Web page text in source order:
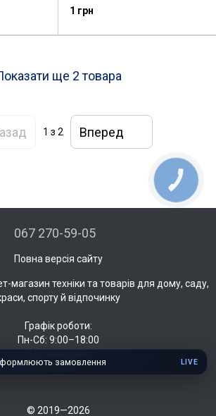
техніки та автомобіля
1 грн
ще 2 товара
1 з 2 Вперед
067 270-59-05
Повна версія сайту
магазин техніки та товарів для дому, саду,
спорту й відпочинку
Графік роботи:
Пн-Сб: 9:00–18:00
© 2019—2026
замовлення LIVE
КНОПКА
ЗВ'ЯЗКУ